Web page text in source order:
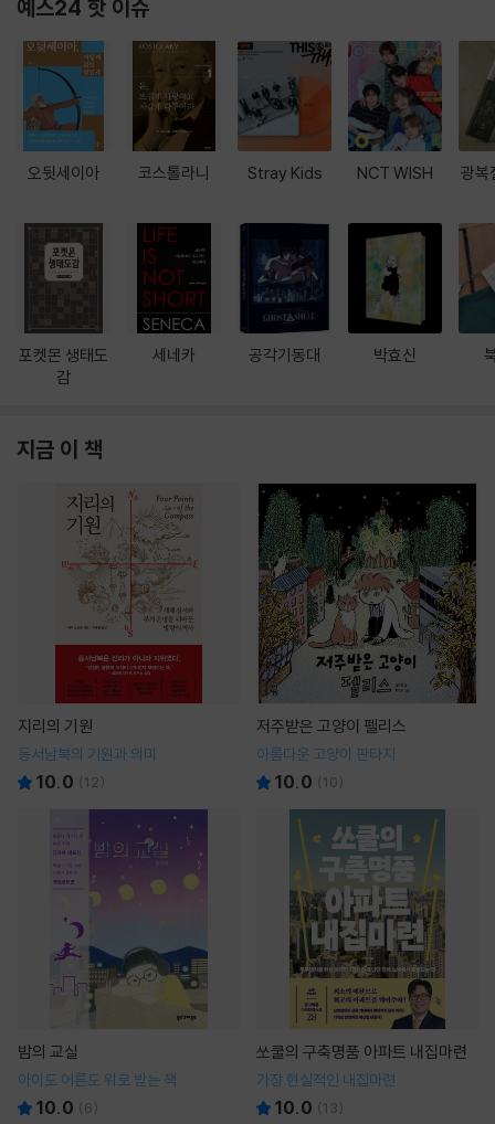
예스24 핫 이슈
오뒷세이아
포켓몬 생태도
감
코스톨라니
세네카
Stray Kids
공각기동대
NCT WISH
박효신
광복
지금 이 책
지리의 기원
동서남북의 기원과 의미
10.0 (12)
저주받은 고양이 펠리스
아름다운 고양이 판타지
10.0 (10)
밤의 교실
아이도 어른도 위로 받는 책
10.0 (6)
쏘쿨의 구축명품 아파트 내집마련
가장 현실적인 내집마련
10.0 (13)